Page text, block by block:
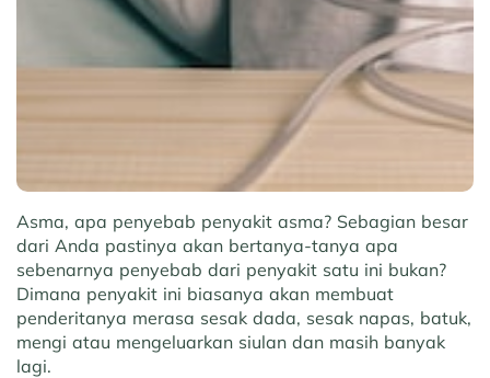
Asma, apa penyebab penyakit asma? Sebagian besar
dari Anda pastinya akan bertanya-tanya apa
sebenarnya penyebab dari penyakit satu ini bukan?
Dimana penyakit ini biasanya akan membuat
penderitanya merasa sesak dada, sesak napas, batuk,
mengi atau mengeluarkan siulan dan masih banyak
lagi.